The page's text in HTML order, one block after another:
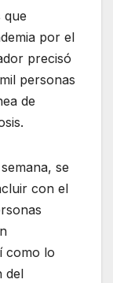
que
por el
precisó
personas
de
se
con el
como lo
del